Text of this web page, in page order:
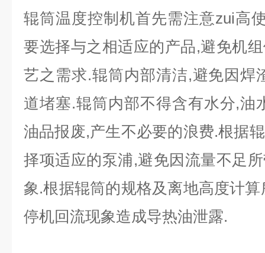
辊筒温度控制机首先需注意zui高
要选择与之相适应的产品,避免机
艺之需求.辊筒内部清洁,避免因焊
道堵塞.辊筒内部不得含有水分,油
油品报废,产生不必要的浪费.根据
择项适应的泵浦,避免因流量不足
象.根据辊筒的规格及离地高度计
停机回流现象造成导热油泄露.